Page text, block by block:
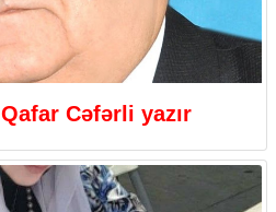
Qafar Cəfərli yazır